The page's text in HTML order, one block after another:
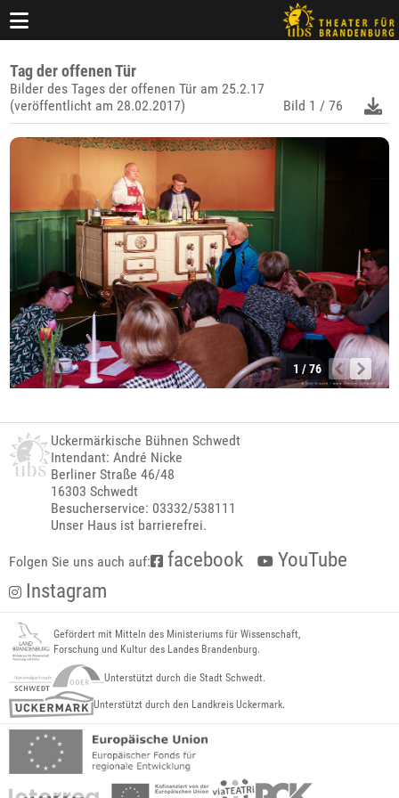
Tag der offenen Tür
Bilder des Tages der offenen Tür am 25.2.17
(veröffentlicht am 28.02.2017)
Bild 1 / 76
1 / 76
Uckermärkische Bühnen Schwedt
Intendant: André Nicke
Berliner Straße 46/48
16303 Schwedt
Besucherservice: 03332/538111
Unser Haus ist barrierefrei.
Folgen Sie uns auch auf: facebook
YouTube
Instagram
Gefördert mit Mitteln des Ministeriums für Wissenschaft,
Forschung und Kultur des Landes Brandenburg.
Unterstützt durch die Stadt Schwedt.
Unterstützt durch den Landkreis Uckermark.